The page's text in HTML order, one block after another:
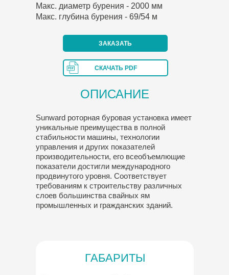
ГАБАРИТЫ
ОПИСАНИЕ
Sunward роторная буровая установка имеет
уникальные преимущества в полной
стабильности машины, технологии
управления и других показателей
производительности, его всеобъемлющие
показатели достигли международного
продвинутого уровня. Соответствует
требованиям к строительству различных
слоев большинства свайных ям
промышленных и гражданских зданий.
СКАЧАТЬ PDF
ЗАКАЗАТЬ
Макс. диаметр бурения - 2000 мм
Макс. глубина бурения - 69/54 м